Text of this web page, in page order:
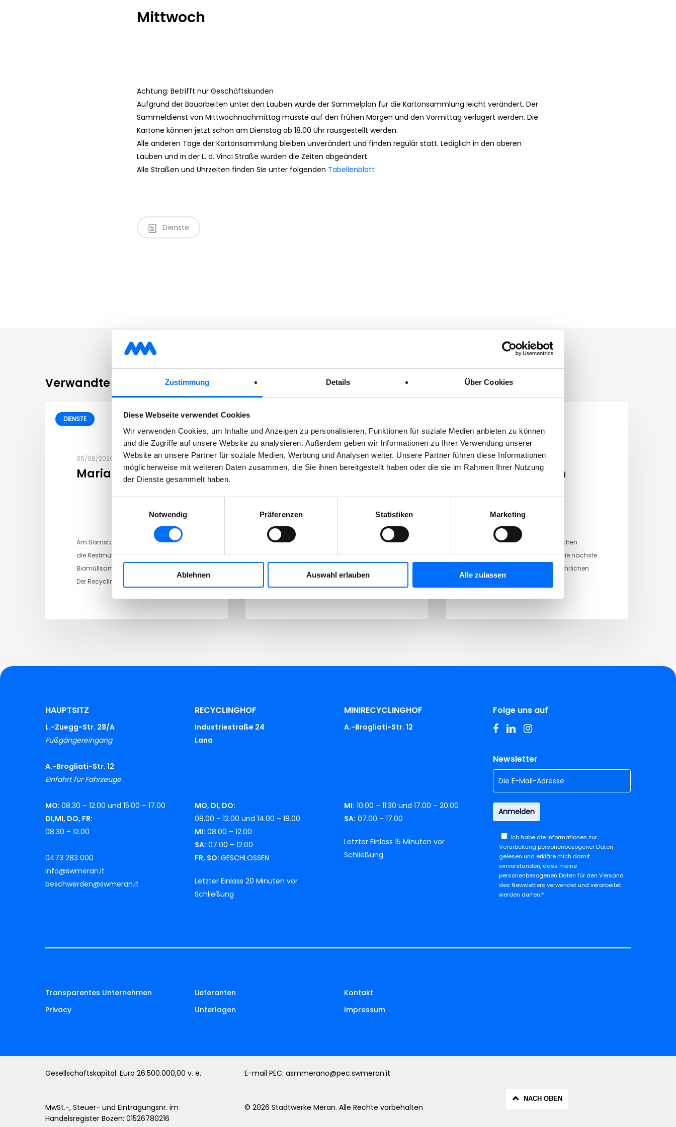
Zustimmung Details Über Cookies
Diese Webseite verwendet Cookies
Wir verwenden Cookies, um Inhalte und Anzeigen zu personalisieren, Funktionen für soziale Medien anbieten zu können
und die Zugriffe auf unsere Website zu analysieren. Außerdem geben wir Informationen zu Ihrer Verwendung unserer
Website an unsere Partner für soziale Medien, Werbung und Analysen weiter. Unsere Partner führen diese Informationen
möglicherweise mit weiteren Daten zusammen, die Sie ihnen bereitgestellt haben oder die sie im Rahmen Ihrer Nutzung
der Dienste gesammelt haben.
Notwendig
Präferenzen Statistiken Marketing
Ablehnen Auswahl erlauben Alle zulassen
Mittwoch
Achtung: Betrifft nur Geschäftskunden
Aufgrund der Bauarbeiten unter den Lauben wurde der Sammelplan für die Kartonsammlung leicht verändert. Der
Sammeldienst von Mittwochnachmittag musste auf den frühen Morgen und den Vormittag verlagert werden. Die
Kartone können jetzt schon am Dienstag ab 18.00 Uhr rausgestellt werden.
Alle anderen Tage der Kartonsammlung bleiben unverändert und finden regulär statt. Lediglich in den oberen
Lauben und in der L. d. Vinci Straße wurden die Zeiten abgeändert.
Alle Straßen und Uhrzeiten finden Sie unter folgenden Tabellenblatt
Dienste
Verwandte Beiträge
DIENSTE
05/08/2026
Maria Himmelfahrt
Am Samstag, den 15. August entfällt
die Restmüllsammlung Die
Biomüllsammlung findet regulär statt.
Der Recyclinghof…
31/07/2026
Fünfte Kartonpresse
Betrieb genommen
Die Stadtwerke Meran bauen das Netz
zur Wertstoffsammlung im Stadtgebiet
29/07/2026
Sammlung von
Hausabfällen
Sehr geehrter Kunde, wir machen
darauf aufmerksam, dass die nächste
mobile Sammlung von gefährlichen
HAUPTSITZ
L.-Zuegg-Str. 28/A
Fußgängereingang
A.-Brogliati-Str. 12
Einfahrt für Fahrzeuge
MO: 08.30 – 12.00 und 15.00 – 17.00
DI,MI, DO, FR:
08.30 – 12.00
0473 283 000
info@swmeran.it
beschwerden@swmeran.it
RECYCLINGHOF
Industriestraße 24
Lana
MO, DI, DO:
08.00 – 12.00 und 14.00 – 18.00
MI: 08.00 – 12.00
SA: 07.00 – 12.00
FR, SO: GESCHLOSSEN
Letzter Einlass 20 Minuten vor
Schließung
MINIRECYCLINGHOF
A.-Brogliati-Str. 12
MI: 10.00 – 11.30 und 17.00 – 20.00
SA: 07.00 – 17.00
Letzter Einlass 15 Minuten vor
Schließung
Folge uns auf
facebook
linkedininstagram
Newsletter
Ich habe dieInformationen zur
Verarbeitung personenbezogener Daten
gelesen und erkläre mich damit
einverstanden, dass meine
personenbezogenen Daten für den Versand
des Newsletters verwendet und verarbeitet
werden dürfen.*
Transparentes Unternehmen
Privacy
Lieferanten
Unterlagen
Kontakt
Impressum
Gesellschaftskapital: Euro 26.500.000,00 v. e.
MwSt.-, Steuer- und Eintragungsnr. im
Handelsregister Bozen: 01526780216
E-mail PEC: asmmerano@pec.swmeran.it
© 2026 Stadtwerke Meran. Alle Rechte vorbehalten
NACH OBEN